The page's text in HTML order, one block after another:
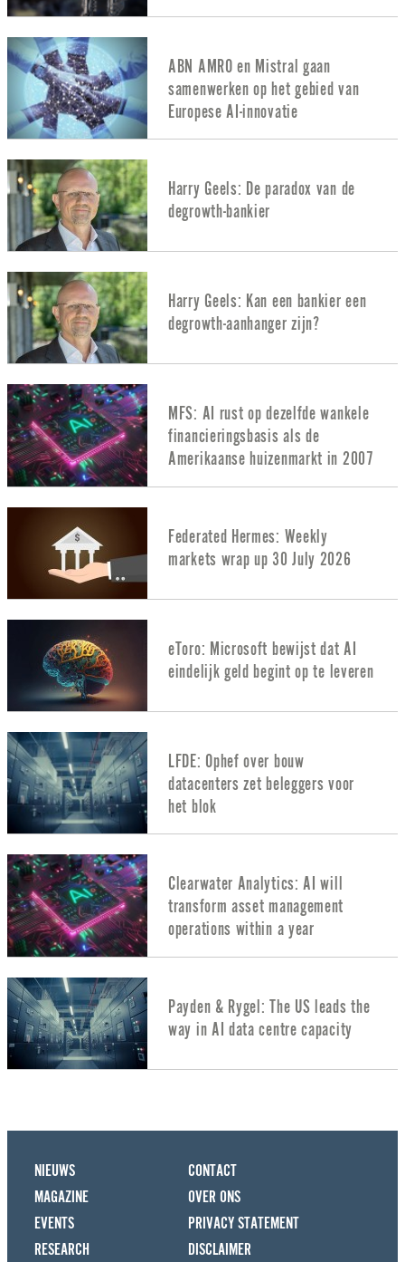
ABN AMRO en Mistral gaan
samenwerken op het gebied van
Europese AI-innovatie
Harry Geels: De paradox van de
degrowth-bankier
Harry Geels: Kan een bankier een
degrowth-aanhanger zijn?
MFS: AI rust op dezelfde wankele
financieringsbasis als de
Amerikaanse huizenmarkt in 2007
Federated Hermes: Weekly
markets wrap up 30 July 2026
eToro: Microsoft bewijst dat AI
eindelijk geld begint op te leveren
LFDE: Ophef over bouw
datacenters zet beleggers voor
het blok
Clearwater Analytics: AI will
transform asset management
operations within a year
Payden & Rygel: The US leads the
way in AI data centre capacity
NIEUWS
MAGAZINE
EVENTS
RESEARCH
CONTACT
OVER ONS
PRIVACY STATEMENT
DISCLAIMER